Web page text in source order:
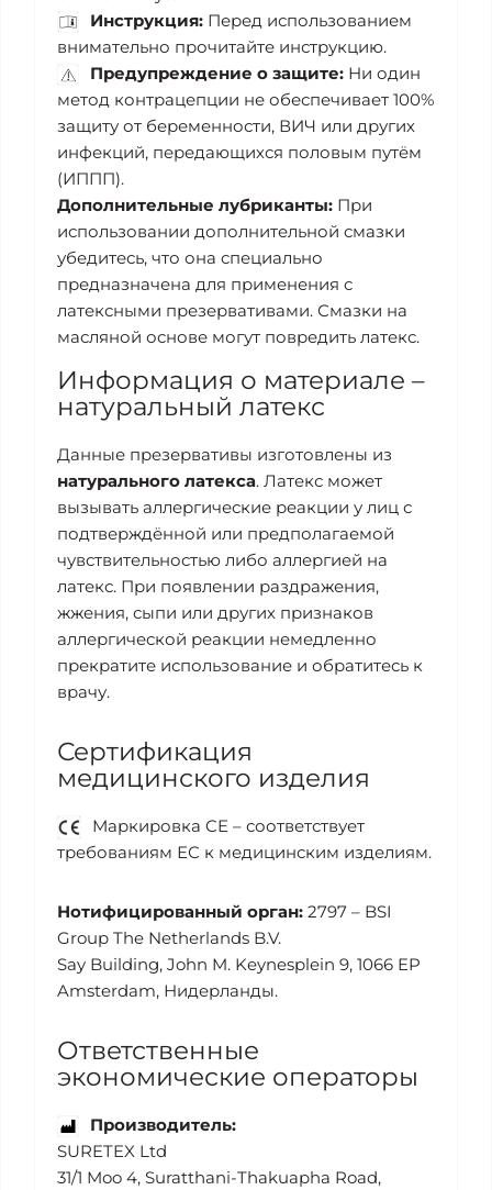
Инструкция: Перед использованием
внимательно прочитайте инструкцию.
Предупреждение о защите:Ни один
метод контрацепции не обеспечивает 100%
защиту от беременности, ВИЧ или других
инфекций, передающихся половым путём
(ИППП).
Дополнительные лубриканты: При
использовании дополнительной смазки
убедитесь, что она специально
предназначена для применения с
латексными презервативами. Смазки на
масляной основе могут повредить латекс.
Информация о материале –
натуральный латекс
Данные презервативы изготовлены из
натурального латекса. Латекс может
вызывать аллергические реакции у лиц с
подтверждённой или предполагаемой
чувствительностью либо аллергией на
латекс. При появлении раздражения,
жжения, сыпи или других признаков
аллергической реакции немедленно
прекратите использование и обратитесь к
врачу.
Сертификация
медицинского изделия
Маркировка CE – соответствует
требованиям ЕС к медицинским изделиям.
Нотифицированный орган: 2797 – BSI
Group The Netherlands B.V.
Say Building, John M. Keynesplein 9, 1066 EP
Amsterdam, Нидерланды.
Ответственные
экономические операторы
Производитель:
SURETEX Ltd
31/1 Moo 4, Suratthani-Thakuapha Road,